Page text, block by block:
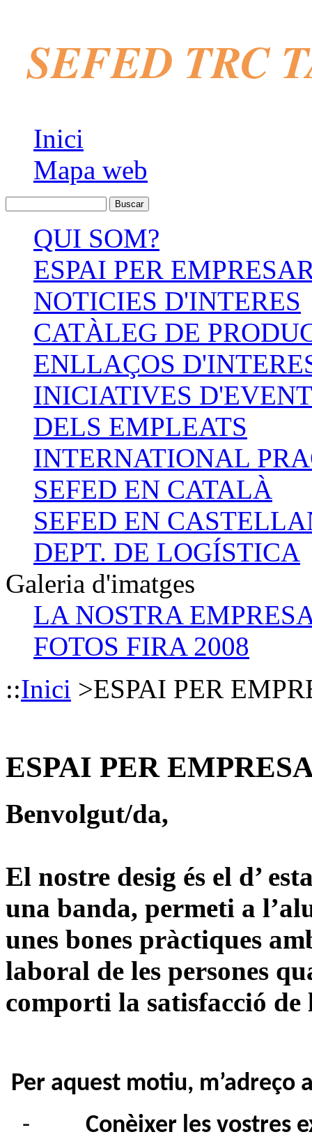
SEFED TRC
Inici
Mapa web
QUI SOM?
ESPAI PER
NOTICIES D'INTERES
CATÀLEG DE
ENLLAÇOS
INICIATIVES
DELS EMPLEATS
INTERNATIONAL
SEFED EN CATALÀ
SEFED EN
DEPT. DE LOGÍSTICA
Galeria d'imatges
LA NOSTRA
FOTOS FIRA 2008
::Inici >ESPAI PER
ESPAI PER
Benvolgut/da,
El nostre desig és el d’
una banda, permeti a
unes bones pràctiques
laboral de les persones
comporti la satisfacció de
Per aquest motiu, m’adreço
-
Conèixer les vostres